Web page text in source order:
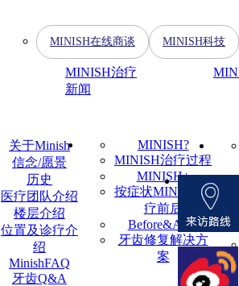
MINISH治疗
新闻
MINISH在线商谈 MINISH科技
关于Minish
信念/愿景
历史
医疗团队介绍
楼层介绍
位置及诊疗介
绍
MinishFAQ
牙齿Q&A
MINISH?
MINISH治疗过程
MINISH+
按症状MINISH治
疗前后
Before&After
牙齿修复解决方
案